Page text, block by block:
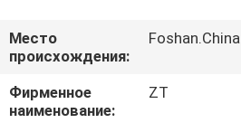
О
НАС
Место
происхождения:
Foshan.China
Фирменное
наименование:
ZT